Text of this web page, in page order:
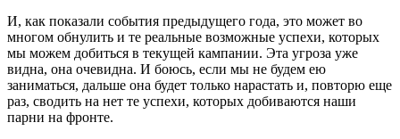
И, как показали события предыдущего года, это может во
многом обнулить и те реальные возможные успехи, которых
мы можем добиться в текущей кампании. Эта угроза уже
видна, она очевидна. И боюсь, если мы не будем ею
заниматься, дальше она будет только нарастать и, повторю еще
раз, сводить на нет те успехи, которых добиваются наши
парни на фронте.